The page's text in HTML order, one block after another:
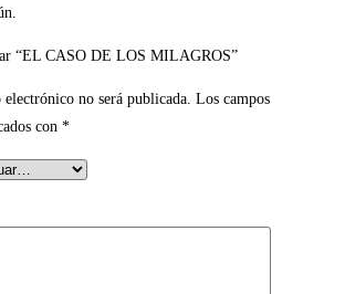
“EL CASO DE LOS MILAGROS”
no será publicada. Los campos
con *